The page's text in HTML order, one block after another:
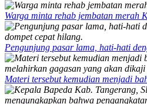
Warga minta rehab jembatan merah
Pengunjung pasar lama, hati-hati
Materi tersebut kemudian menjadi